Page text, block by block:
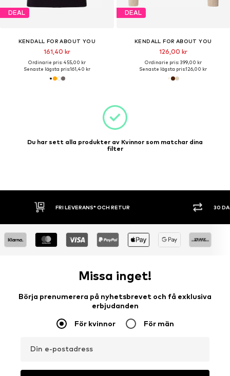
DEAL
KENDALL FOR ABOUT YOU
161,40 kr
Ordinarie pris: 455,00 kr
Senaste lägsta pris:161,40 kr
DEAL
KENDALL FOR ABOUT YOU
126,00 kr
Ordinarie pris: 399,00 kr
Senaste lägsta pris:126,00 kr
Du har sett alla produkter av Kvinnor som matchar dina
filter
30 DAGARS ÖPPET KÖP SHOPPA NU.
Missa inget!
Börja prenumerera på nyhetsbrevet och få exklusiva
erbjudanden
För kvinnor För män
Din e-postadress